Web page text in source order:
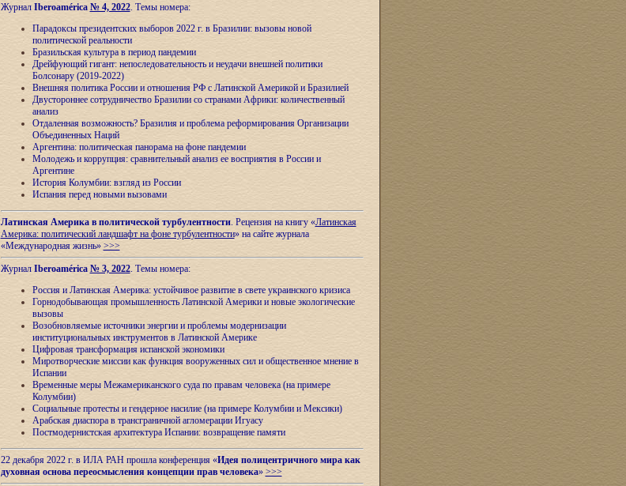
Журнал Iberoamérica № 4, 2022. Темы номера:
Парадоксы президентских выборов 2022 г. в Бразилии: вызовы новой
политической реальности
Бразильская культура в период пандемии
Дрейфующий гигант: непоследовательность и неудачи внешней политики
Болсонару (2019-2022)
Внешняя политика России и отношения РФ с Латинской Америкой и Бразилией
Двустороннее сотрудничество Бразилии со странами Африки: количественный
анализ
Отдаленная возможность? Бразилия и проблема реформирования Организации
Объединенных Наций
Аргентина: политическая панорама на фоне пандемии
Молодежь и коррупция: сравнительный анализ ee восприятия в России и
Аргентине
История Колумбии: взгляд из России
Испания перед новыми вызовами
Латинская Америка в политической турбулентности. Рецензия на книгу «Латинская
Америка: политический ландшафт на фоне турбулентности» на сайте журнала
«Международная жизнь» >>>
Журнал Iberoamérica № 3, 2022. Темы номера:
Россия и Латинская Америка: устойчивое развитие в свете украинского кризиса
Горнодобывающая промышленность Латинской Америки и новые экологические
вызовы
Возобновляемые источники энергии и проблемы модернизации
институциональных инструментов в Латинской Америке
Цифровая трансформация испанской экономики
Миротворческие миссии как функция вооруженных сил и общественное мнение в
Испании
Временные меры Межамериканского суда по правам человека (на примере
Колумбии)
Социальные протесты и гендерное насилие (на примере Колумбии и Мексики)
Арабская диаспора в трансграничной агломерации Игуасу
Постмодернистская архитектура Испании: возвращение памяти
22 декабря 2022 г. в ИЛА РАН прошла конференция «Идея полицентричного мира как
духовная основа переосмысления концепции прав человека» >>>